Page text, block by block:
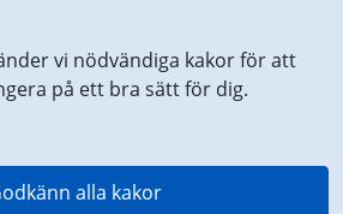
vi nödvändiga kakor för att
på ett bra sätt för dig.
alla kakor